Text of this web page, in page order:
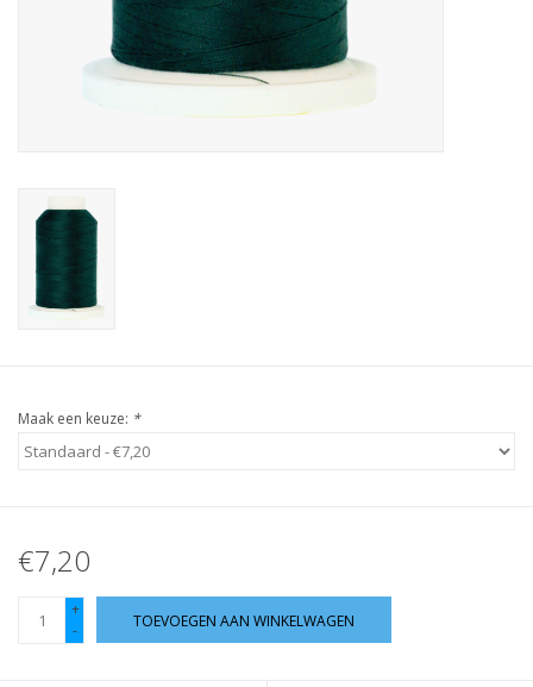
Cadeaubonnen
Guy's blog
Maak een keuze: *
€7,20
+
-
TOEVOEGEN AAN WINKELWAGEN